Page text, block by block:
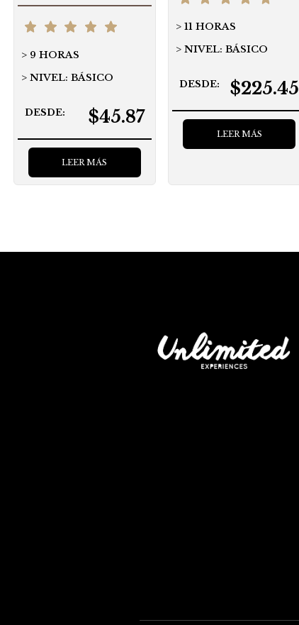
9 HORAS
NIVEL: BÁSICO
DESDE: $45.87
LEER MÁS
11 HORAS
NIVEL: BÁSICO
DESDE: $225.45
LEER MÁS